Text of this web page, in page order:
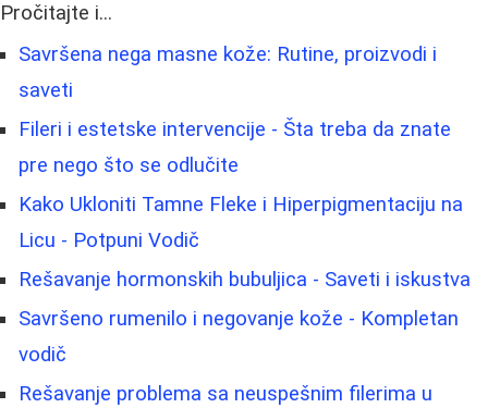
Pročitajte i...
Savršena nega masne kože: Rutine, proizvodi i
saveti
Fileri i estetske intervencije - Šta treba da znate
pre nego što se odlučite
Kako Ukloniti Tamne Fleke i Hiperpigmentaciju na
Licu - Potpuni Vodič
Rešavanje hormonskih bubuljica - Saveti i iskustva
Savršeno rumenilo i negovanje kože - Kompletan
vodič
Rešavanje problema sa neuspešnim filerima u